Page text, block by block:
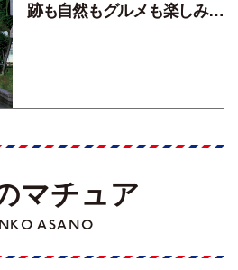
跡も自然もグルメも楽しみ尽
マチュア
ASANO